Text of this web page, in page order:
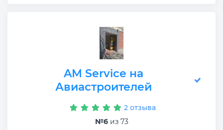
AM Service на
Авиастроителей
2 отзыва
№6из 73